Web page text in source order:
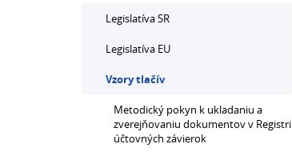
Legislatíva SR
Legislatíva EU
Vzory tlačív
Metodický pokyn k ukladaniu a
zverejňovaniu dokumentov v Registri
účtovných závierok